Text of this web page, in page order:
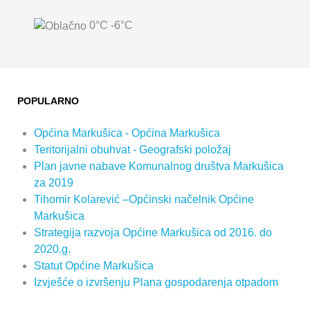
0°C -6°C
POPULARNO
Općina Markušica - Općina Markušica
Teritorijalni obuhvat - Geografski položaj
Plan javne nabave Komunalnog društva Markušica
za 2019
Tihomir Kolarević –Općinski načelnik Općine
Markušica
Strategija razvoja Općine Markušica od 2016. do
2020.g.
Statut Općine Markušica
Izvješće o izvršenju Plana gospodarenja otpadom